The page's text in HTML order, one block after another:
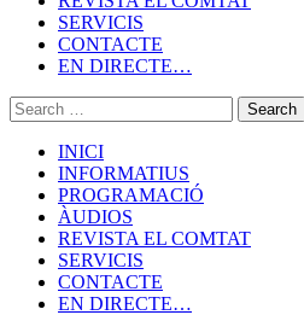
SERVICIS
CONTACTE
EN DIRECTE…
INICI
INFORMATIUS
PROGRAMACIÓ
ÀUDIOS
REVISTA EL COMTAT
SERVICIS
CONTACTE
EN DIRECTE…